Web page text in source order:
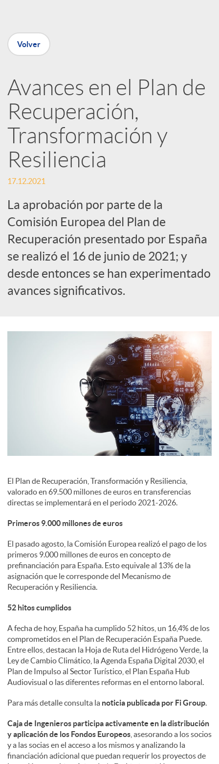
n
R
e
d
e
s
S
o
i
s
Volver
Avances en el Plan de
Recuperación,
Transformación y
Resiliencia
17.12.2021
La aprobación por parte de la
Comisión Europea del Plan de
Recuperación presentado por España
se realizó el 16 de junio de 2021; y
desde entonces se han experimentado
avances significativos.
El Plan de Recuperación, Transformación y Resiliencia,
valorado en 69.500 millones de euros en transferencias
directas se implementará en el periodo 2021-2026.
Primeros 9.000 millones de euros
El pasado agosto, la Comisión Europea realizó el pago de los
primeros 9.000 millones de euros en concepto de
prefinanciación para España. Esto equivale al 13% de la
asignación que le corresponde del Mecanismo de
Recuperación y Resiliencia.
52 hitos cumplidos
A fecha de hoy, España ha cumplido 52 hitos, un 16,4% de los
comprometidos en el Plan de Recuperación España Puede.
Entre ellos, destacan la Hoja de Ruta del Hidrógeno Verde, la
Ley de Cambio Climático, la Agenda España Digital 2030, el
Plan de Impulso al Sector Turístico, el Plan España Hub
Audiovisual o las diferentes reformas en el entorno laboral.
Para más detalle consulta la noticia publicada por Fi Group.
Caja de Ingenieros participa activamente en la distribución
y aplicación de los Fondos Europeos , asesorando a los socios
y a las socias en el acceso a los mismos y analizando la
financiación adicional que puedan requerir los proyectos de